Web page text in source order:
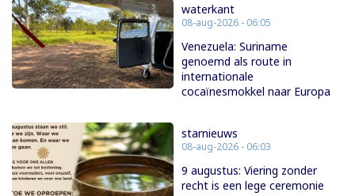
waterkant
08-aug-2026 - 06:05
Venezuela: Suriname
genoemd als route in
internationale
cocaïnesmokkel naar Europa
starnieuws
08-aug-2026 - 06:03
9 augustus: Viering zonder
recht is een lege ceremonie